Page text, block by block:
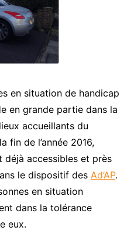
en situation de handicap
en grande partie dans la
accueillants du
fin de l’année 2016,
déjà accessibles et près
le dispositif des Ad’AP.
en situation
dans la tolérance
eux.